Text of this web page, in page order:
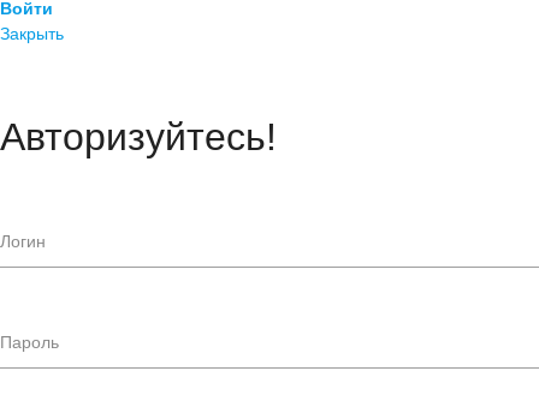
Войти
Закрыть
Авторизуйтесь!